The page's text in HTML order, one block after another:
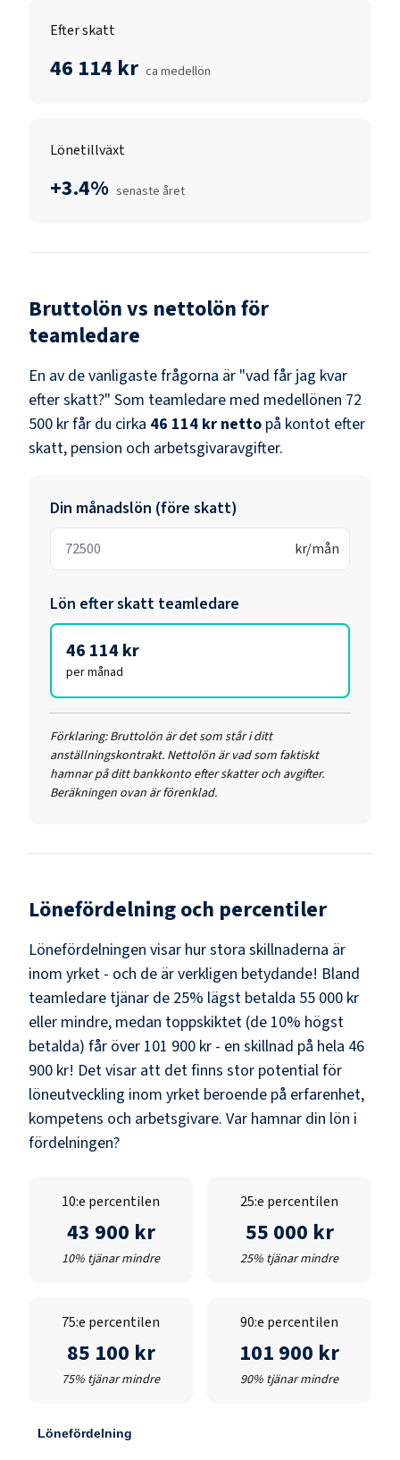
Efter skatt
46 114 kr ca medellön
Lönetillväxt
+3.4% senaste året
Bruttolön vs nettolön för
teamledare
En av de vanligaste frågorna är "vad får jag kvar
efter skatt?" Som teamledare med medellönen 72
500 krfår du cirka 46 114 kr netto på kontot efter
skatt, pension och arbetsgivaravgifter.
Din månadslön (före skatt)
kr/mån
Lön efter skatt teamledare
46 114 kr
per månad
Förklaring: Bruttolön är det som står i ditt
anställningskontrakt. Nettolön är vad som faktiskt
hamnar på ditt bankkonto efter skatter och avgifter.
Beräkningen ovan är förenklad.
Lönefördelning och percentiler
Lönefördelningen visar hur stora skillnaderna är
inom yrket - och de är verkligen betydande! Bland
teamledare tjänar de 25% lägst betalda 55 000 kr
eller mindre, medan toppskiktet (de 10% högst
betalda) får över 101 900 kr - en skillnad på hela 46
900 kr! Det visar att det finns stor potential för
löneutveckling inom yrket beroende på erfarenhet,
kompetens och arbetsgivare. Var hamnar din lön i
fördelningen?
10:e percentilen
43 900 kr
10% tjänar mindre
25:e percentilen
55 000 kr
25% tjänar mindre
75:e percentilen
85 100 kr
75% tjänar mindre
90:e percentilen
101 900 kr
90% tjänar mindre
Lönefördelning